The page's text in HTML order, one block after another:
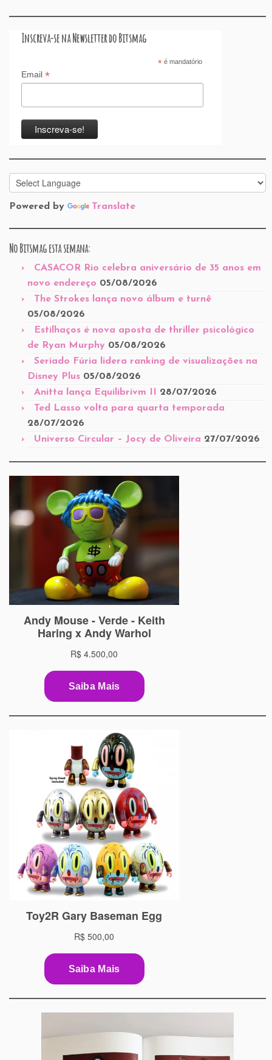
Inscreva-se na Newsletter do Bitsmag
*é mandatório
Email *
Powered by Translate
No Bitsmag esta semana:
CASACOR Rio celebra aniversário de 35 anos em
novo endereço 05/08/2026
The Strokes lança novo álbum e turnê
05/08/2026
Estilhaços é nova aposta de thriller psicológico
de Ryan Murphy 05/08/2026
Seriado Fúria lidera ranking de visualizações na
Disney Plus 05/08/2026
Anitta lança Equilibrivm II
28/07/2026
Ted Lasso volta para quarta temporada
28/07/2026
Universo Circular – Jocy de Oliveira 27/07/2026